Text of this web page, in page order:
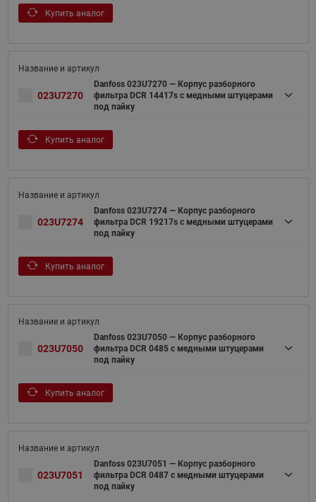
Купить аналог
023U7270
Danfoss 023U7270 — Корпус разборного
фильтра DCR 14417s с медными штуцерами
под пайку
Купить аналог
023U7274
Danfoss 023U7274 — Корпус разборного
фильтра DCR 19217s с медными штуцерами
под пайку
Купить аналог
023U7050
Danfoss 023U7050 — Корпус разборного
фильтра DCR 0485 с медными штуцерами
под пайку
Купить аналог
023U7051
Danfoss 023U7051 — Корпус разборного
фильтра DCR 0487 с медными штуцерами
под пайку